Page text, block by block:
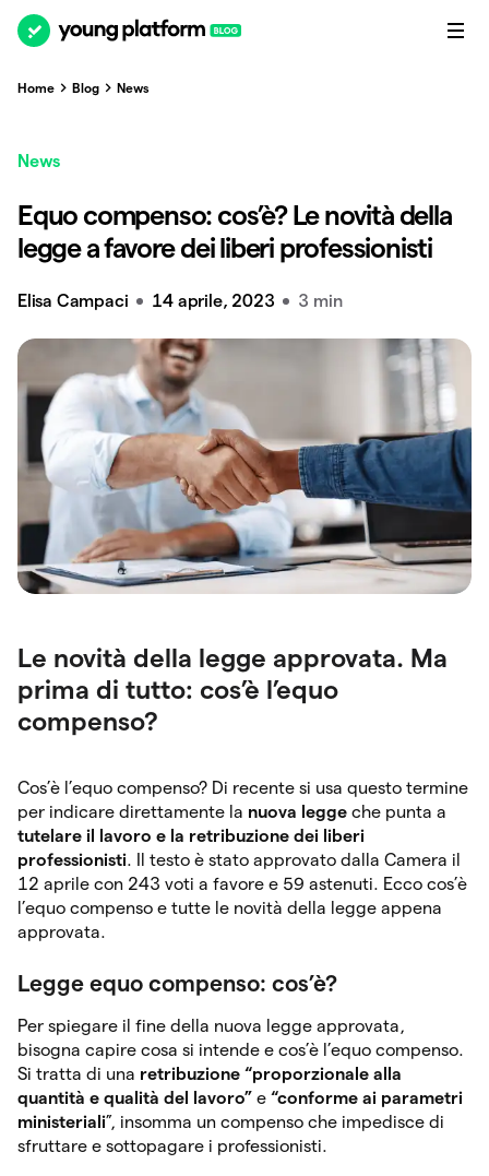
Home Blog News
News
Equo compenso: cos’è? Le novità della
legge a favore dei liberi professionisti
Elisa Campaci 14 aprile, 2023 3 min
Le novità della legge approvata. Ma
prima di tutto: cos’è l’equo
compenso?
Cos’è l’equo compenso? Di recente si usa questo termine
per indicare direttamente la nuova legge che punta a
tutelare il lavoro e la retribuzione dei liberi
professionisti. Il testo è stato approvato dalla Camera il
12 aprile con 243 voti a favore e 59 astenuti. Ecco cos’è
l’equo compenso e tutte le novità della legge appena
approvata.
Legge equo compenso: cos’è?
Per spiegare il fine della nuova legge approvata,
bisogna capire cosa si intende e cos’è l’equo compenso.
Si tratta di una retribuzione “proporzionale alla
quantità e qualità del lavoro” e “conforme ai parametri
ministeriali”, insomma un compenso che impedisce di
sfruttare e sottopagare i professionisti.